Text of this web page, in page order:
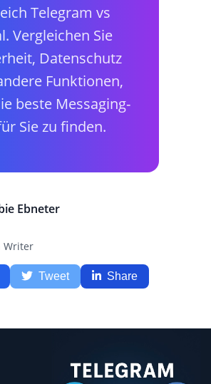
Telegram vs
Vergleichen Sie
Datenschutz
Funktionen,
beste Messaging-
Sie zu finden.
Ebneter
Writer
Tweet Share